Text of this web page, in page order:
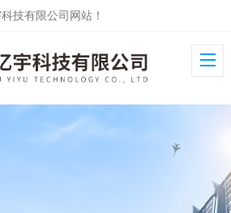
技有限公司网站！